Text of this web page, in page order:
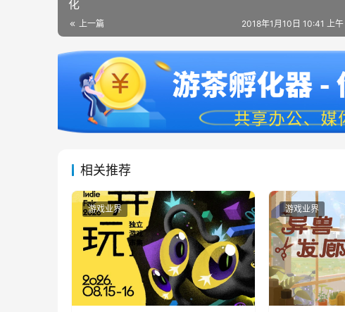
化
上一篇 2018年1月10日 10:41 上午
相关推荐
游戏业界 游戏业界